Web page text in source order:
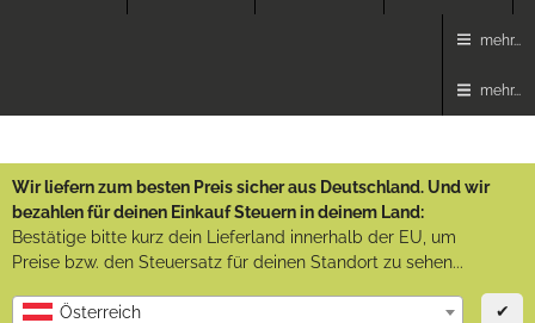
mehr...
mehr...
Wir liefern zum besten Preis sicher aus Deutschland. Und wir
bezahlen für deinen Einkauf Steuern in deinem Land:
Bestätige bitte kurz dein Lieferland innerhalb der EU, um
Preise bzw. den Steuersatz für deinen Standort zu sehen...
Österreich ✔